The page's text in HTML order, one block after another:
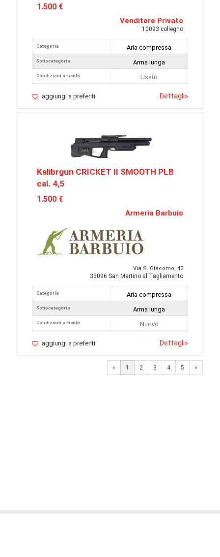
1.500 €
Venditore Privato
10093 collegno
Categoria
Sottocategoria
Condizioni articolo
Aria compressa
Arma lunga
Usato
aggiungi a preferiti Dettagli»
Kalibrgun CRICKET II SMOOTH PLB
cal. 4,5
1.500 €
Armeria Barbuio
Via S. Giacomo, 42
33096 San Martino al Tagliamento
Categoria
Sottocategoria
Condizioni articolo
Aria compressa
Arma lunga
Nuovo
aggiungi a preferiti Dettagli»
« 1 2 3 4 5 »